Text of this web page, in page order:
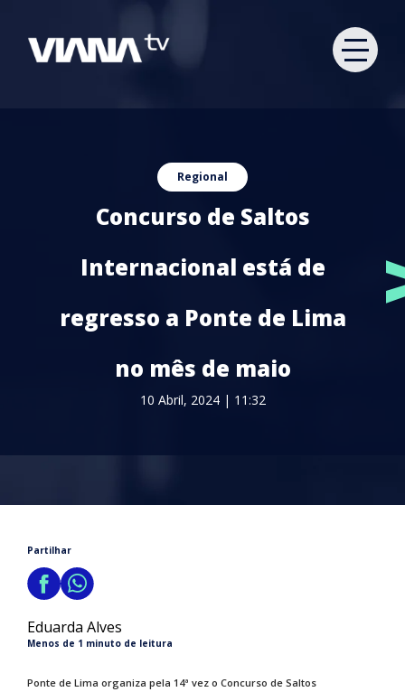
Regional
Concurso de Saltos
Internacional está de
regresso a Ponte de Lima
no mês de maio
10 Abril, 2024 | 11:32
Partilhar
Eduarda Alves
Menos de 1 minuto de leitura
Ponte de Lima organiza pela 14ª vez o Concurso de Saltos